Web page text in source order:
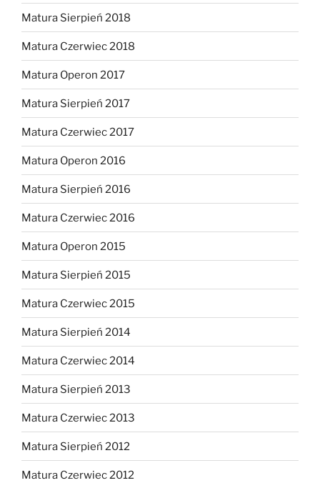
Matura Sierpień 2018
Matura Czerwiec 2018
Matura Operon 2017
Matura Sierpień 2017
Matura Czerwiec 2017
Matura Operon 2016
Matura Sierpień 2016
Matura Czerwiec 2016
Matura Operon 2015
Matura Sierpień 2015
Matura Czerwiec 2015
Matura Sierpień 2014
Matura Czerwiec 2014
Matura Sierpień 2013
Matura Czerwiec 2013
Matura Sierpień 2012
Matura Czerwiec 2012